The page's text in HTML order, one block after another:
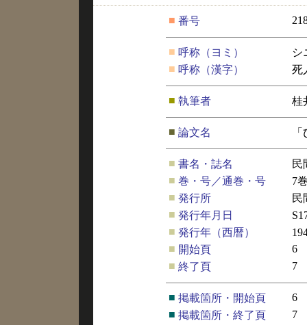
■ 番号
■ 呼称（ヨミ）
シ
■ 呼称（漢字） 死
■ 執筆者 桂
■ 論文名
■ 書名・誌名
民
■ 巻・号／通巻・号
7
■ 発行所
民
■ 発行年月日
■ 発行年（西暦）
■ 開始頁
6
■ 終了頁 7
■ 掲載箇所・開始頁
6
■ 掲載箇所・終了頁 7